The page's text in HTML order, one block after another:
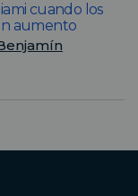
cuando los
aumento